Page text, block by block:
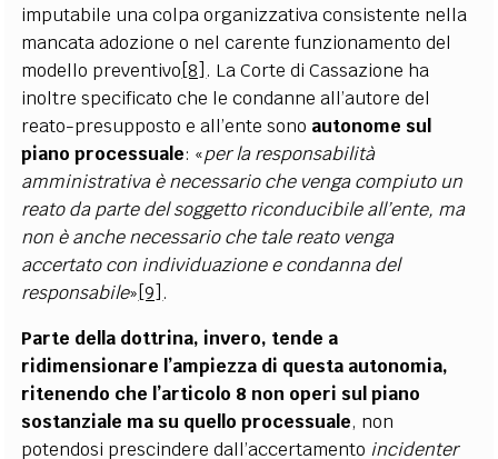
imputabile una colpa organizzativa consistente nella
mancata adozione o nel carente funzionamento del
modello preventivo[8] . La Corte di Cassazione ha
inoltre specificato che le condanne all’autore del
reato-presupposto e all’ente sono autonome sul
piano processuale: «per la responsabilità
amministrativa è necessario che venga compiuto un
reato da parte del soggetto riconducibile all’ente, ma
non è anche necessario che tale reato venga
accertato con individuazione e condanna del
responsabile»[9] .
Parte della dottrina, invero, tende a
ridimensionare l’ampiezza di questa autonomia,
ritenendo che l’articolo 8 non operi sul piano
sostanziale ma su quello processuale, non
potendosi prescindere dall’accertamento incidenter